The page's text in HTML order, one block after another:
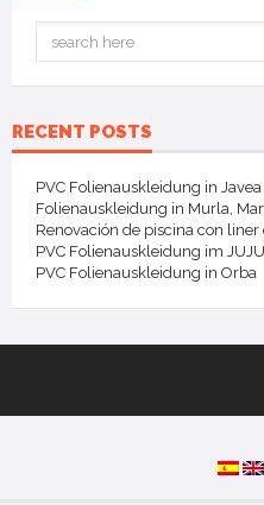
RECENT POSTS
PVC Folienauskleidung in Javea
Folienauskleidung in Murla,
Renovación de piscina con liner
PVC Folienauskleidung im
PVC Folienauskleidung in Orba